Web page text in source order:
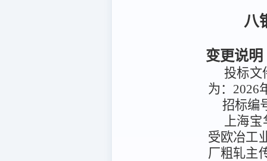
八
变更说明
投标文
为：2026
招标编
上海
受欧冶工
厂粗轧主